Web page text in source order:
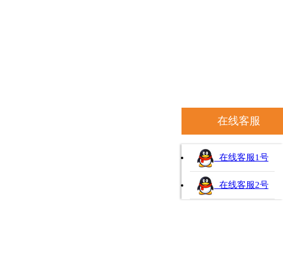
在线客服
在线客服1号
在线客服2号